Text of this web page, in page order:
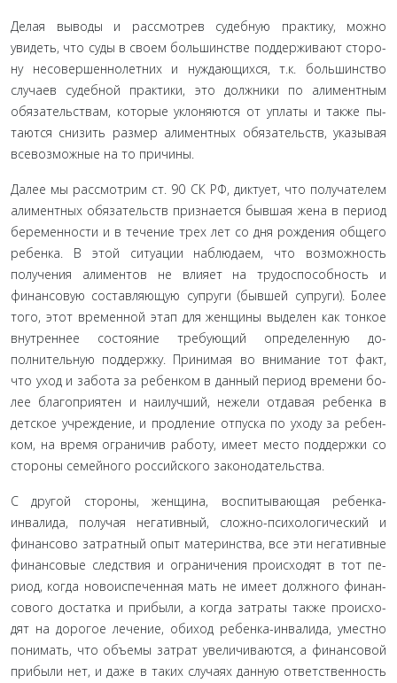
Делая выводы и рассмотрев судебную практику, можно
увидеть, что суды в своем большинстве поддерживают сторо­
ну несовершеннолетних и нуждающихся, т.к. большинство
случаев судебной практики, это должники по алиментным
обязательствам, которые уклоняются от уплаты и также пы­
таются снизить размер алиментных обязательств, указывая
всевозможные на то причины.
Далее мы рассмотрим ст. 90 СК РФ, диктует, что полу­чателем
алиментных обязательств признается бывшая жена в период
беременности и в течение трех лет со дня рождения общего
ребенка. В этой ситуации наблюдаем, что возмож­ность
получения алиментов не влияет на трудоспособность и
финансовую составляющую супруги (бывшей супруги). Более
того, этот временной этап для женщины выделен как тонкое
внутреннее состояние требующий определенную до­
полнительную поддержку. Принимая во внимание тот факт,
что уход и забота за ребенком в данный период времени бо­
лее благоприятен и наилучший, нежели отдавая ребенка в
детское учреждение, и продление отпуска по уходу за ребен­
ком, на время ограничив работу, имеет место поддержки со
стороны семейного российского законодательства.
С другой стороны, женщина, воспитывающая ребенка-
инвалида, получая негативный, сложно-психологический и
финансово затратный опыт материнства, все эти негативные
финансовые следствия и ограничения происходят в тот пе­
риод, когда новоиспеченная мать не имеет должного финан­
сового достатка и прибыли, а когда затраты также происхо­
дят на дорогое лечение, обиход ребенка-инвалида, уместно
понимать, что объемы затрат увеличиваются, а финансовой
прибыли нет, и даже в таких случаях данную ответственность